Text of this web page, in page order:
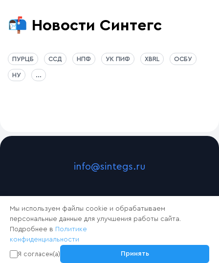
📬 Новости Синтегс
ПУРЦБ ССД НПФ УК ПИФ XBRL ОСБУ
НУ ...
info@sintegs.ru
Мы используем файлы cookie и обрабатываем
персональные данные для улучшения работы сайта.
Подробнее в Политике
конфиденциальности
Я согласен(а) Принять